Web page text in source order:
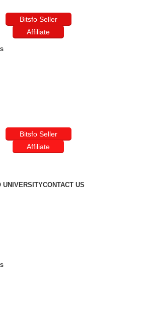
Bitsfo Seller
Affiliate
Bitsfo Seller
Affiliate
UNIVERSITYCONTACT US